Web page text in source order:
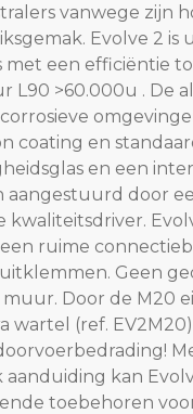
vanwege zijn
Evolve 2 is
met een efficiëntie
L90 >60.000u . De
coating en
en een
aangestuurd door
ruime
Geen
Door de M20
wartel (ref.
kan
toebehoren